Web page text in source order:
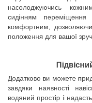
насолоджуючись
сидінням
комфортним,
положення для вашої
Додатково ви можете
завдяки наявності
водяний простір і